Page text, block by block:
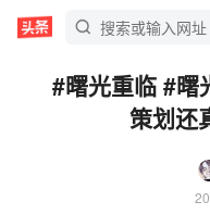
#曙光重临 #曙
策划还